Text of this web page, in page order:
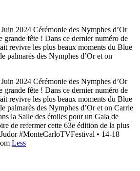
2024 Cérémonie des Nymphes d’Or
grande fête ! Dans ce dernier numéro de
revivre les plus beaux moments du Blue
palmarès des Nymphes d’Or et on
2024 Cérémonie des Nymphes d’Or
grande fête ! Dans ce dernier numéro de
revivre les plus beaux moments du Blue
palmarès des Nymphes d’Or et on Carrie
la Salle des étoiles pour un Gala de
de refermer cette 63e édition de la plus
#MonteCarloTVFestival • 14-18
Less